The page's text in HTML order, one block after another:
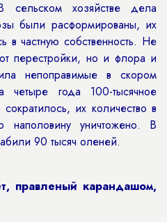
хозяйстве дела
были расформированы, их
в частную собственность. Не
перестройки, но и флора и
непоправимые в скором
четыре года 100-тысячное
их количество в
наполовину уничтожено. В
90 тысяч оленей.
правленый карандашом,